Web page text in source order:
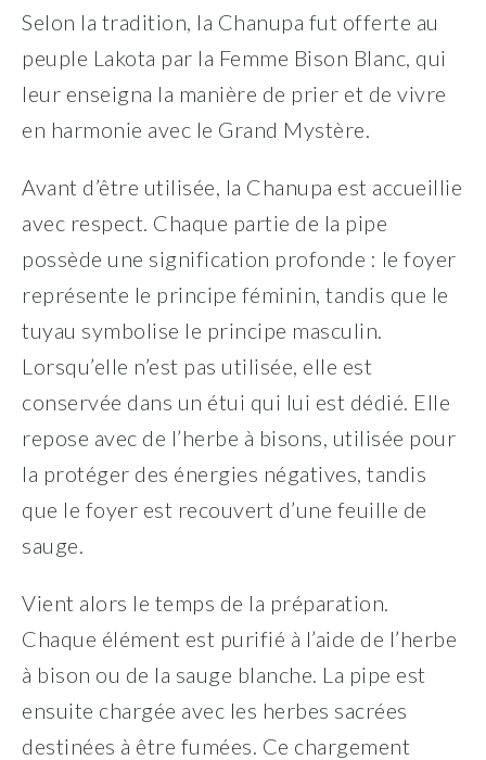
Selon la tradition, la Chanupa fut offerte au
peuple Lakota par la Femme Bison Blanc, qui
leur enseigna la manière de prier et de vivre
en harmonie avec le Grand Mystère.
Avant d’être utilisée, la Chanupa est accueillie
avec respect. Chaque partie de la pipe
possède une signification profonde : le foyer
représente le principe féminin, tandis que le
tuyau symbolise le principe masculin.
Lorsqu’elle n’est pas utilisée, elle est
conservée dans un étui qui lui est dédié. Elle
repose avec de l’herbe à bisons, utilisée pour
la protéger des énergies négatives, tandis
que le foyer est recouvert d’une feuille de
sauge.
Vient alors le temps de la préparation.
Chaque élément est purifié à l’aide de l’herbe
à bison ou de la sauge blanche. La pipe est
ensuite chargée avec les herbes sacrées
destinées à être fumées. Ce chargement